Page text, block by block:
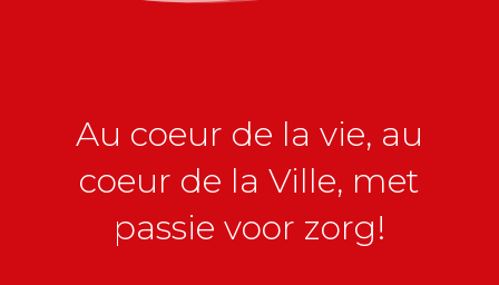
Au coeur de la vie, au
coeur de la Ville, met
passie voor zorg!